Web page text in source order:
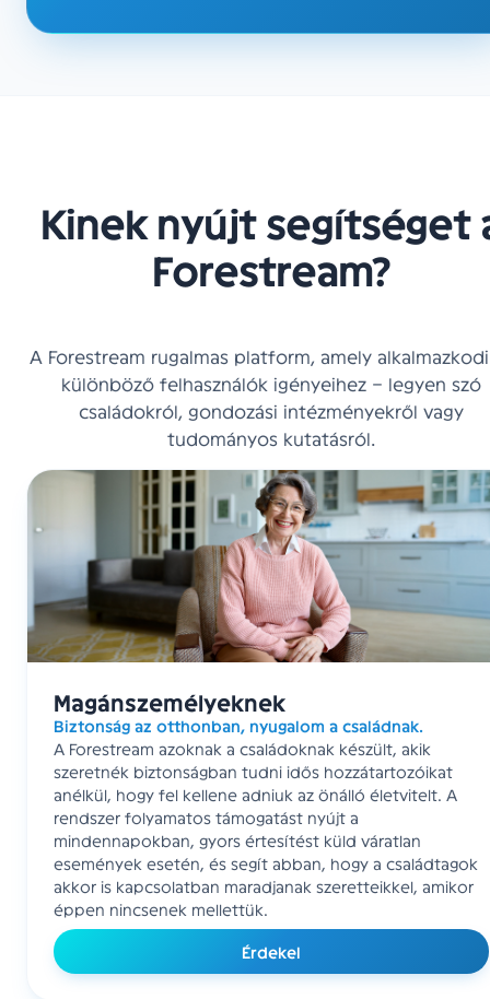
Kinek nyújt segítséget
Forestream?
A Forestream rugalmas platform, amely
különböző felhasználók igényeihez – legyen szó
családokról, gondozási intézményekről vagy
tudományos kutatásról.
Magánszemélyeknek
Biztonság az otthonban, nyugalom a családnak.
A Forestream azoknak a családoknak készült, akik
szeretnék biztonságban tudni idős hozzátartozóikat
anélkül, hogy fel kellene adniuk az önálló életvitelt. A
rendszer folyamatos támogatást nyújt a
mindennapokban, gyors értesítést küld váratlan
események esetén, és segít abban, hogy a családtagok
akkor is kapcsolatban maradjanak szeretteikkel, amikor
éppen nincsenek mellettük.
Érdekel